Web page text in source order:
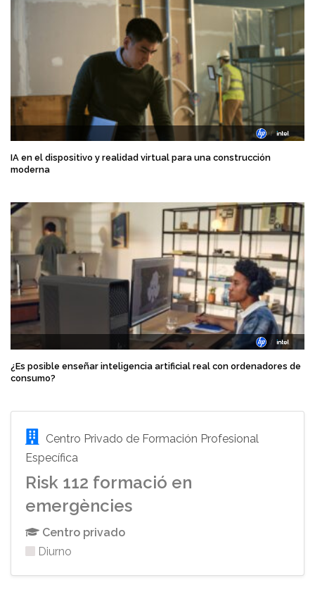
IA en el dispositivo y realidad virtual para una construcción
moderna
¿Es posible enseñar inteligencia artificial real con ordenadores de
consumo?
Centro Privado de Formación Profesional
Específica
Risk 112 formació en
emergències
Centro privado
Diurno